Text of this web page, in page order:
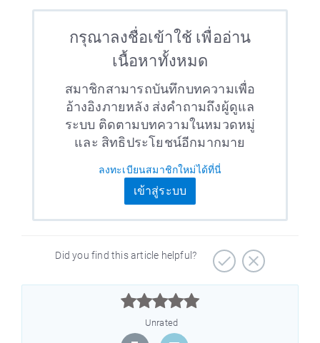
กรุณาลงชื่อเข้าใช้ เพื่ออ่าน
เนื้อหาทั้งหมด
สมาชิกสามารถบันทึกบทความเพื่อ
อ้างอิงภายหลัง ส่งคำถามถึงผู้ดูแล
ระบบ ติดตามบทความในหมวดหมู่
และ สิทธิประโยชน์อีกมากมาย
ลงทะเบียนสมาชิกใหม่ได้ที่นี่
เข้าสู่ระบบ
Did you find this article helpful?



Unrated